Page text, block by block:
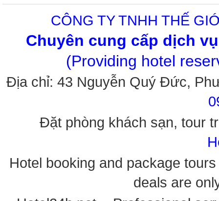
CÔNG TY TNHH THẾ
Chuyên cung cấp dịch
(Providing hotel
Địa chỉ: 43 Nguyễn Quý Đức,
Đặt phòng khách sạn, tour
Hotel booking and package
deals are